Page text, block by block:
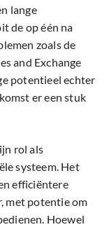
lange
de op één na
zoals de
and Exchange
potentieel echter
er een stuk
rol als
systeem. Het
efficiëntere
met potentie om
Hoewel